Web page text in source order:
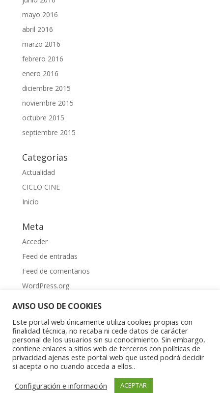
mayo 2016
abril 2016
marzo 2016
febrero 2016
enero 2016
diciembre 2015
noviembre 2015
octubre 2015
septiembre 2015
Categorías
Actualidad
CICLO CINE
Inicio
Meta
Acceder
Feed de entradas
Feed de comentarios
WordPress.org
Aviso Legal| Política de privacidad|Política de
cookies
Copyright © 2023 Asociación Aragonesa para la
AVISO USO DE COOKIES
Este portal web únicamente utiliza cookies propias con
finalidad técnica, no recaba ni cede datos de carácter
personal de los usuarios sin su conocimiento. Sin embargo,
contiene enlaces a sitios web de terceros con políticas de
privacidad ajenas este portal web que usted podrá decidir
si acepta o no cuando acceda a ellos..
Configuración e información
ACEPTAR